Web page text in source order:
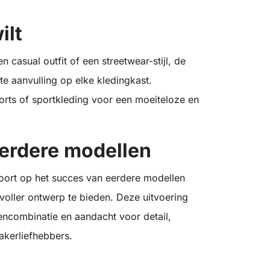
casual outfit of een streetwear-stijl, de
aanvulling op elke kledingkast.
of sportkleding voor een moeiteloze en
modellen
op het succes van eerdere modellen
ontwerp te bieden. Deze uitvoering
en aandacht voor detail,